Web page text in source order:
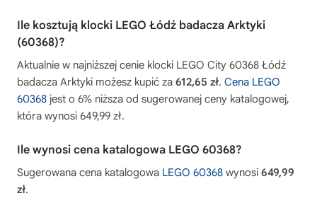
Ile kosztują klocki LEGO Łódź badacza Arktyki
(60368)?
Aktualnie w najniższej cenie klocki LEGO City 60368 Łódź
badacza Arktyki możesz kupić za 612,65 zł. Cena LEGO
60368 jest o 6% niższa od sugerowanej ceny katalogowej,
która wynosi 649,99 zł.
Ile wynosi cena katalogowa LEGO 60368?
Sugerowana cena katalogowa LEGO 60368 wynosi 649,99
zł.